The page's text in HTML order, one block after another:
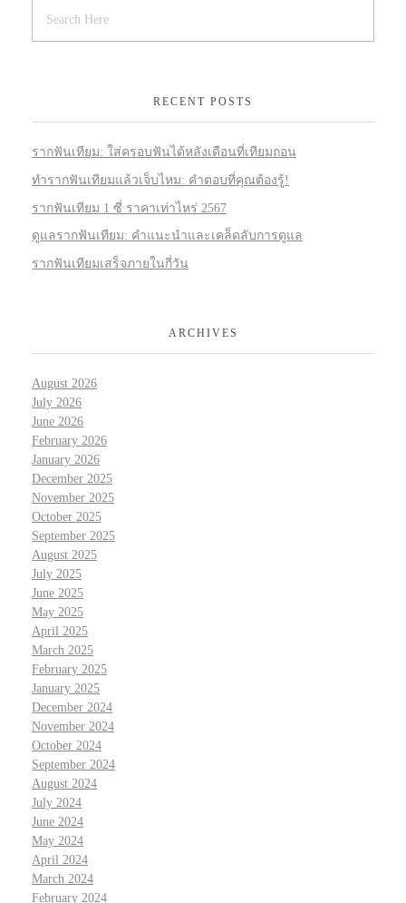
RECENT POSTS
รากฟันเทียม: ใส่ครอบฟันได้หลังเดือนที่เทียมถอน
ทำรากฟันเทียมแล้วเจ็บไหม: คำตอบที่คุณต้องรู้!
รากฟันเทียม 1 ซี่ ราคาเท่าไหร่ 2567
ดูแลรากฟันเทียม: คำแนะนำและเคล็ดลับการดูแล
รากฟันเทียมเสร็จภายในกี่วัน
ARCHIVES
August 2026
July 2026
June 2026
February 2026
January 2026
December 2025
November 2025
October 2025
September 2025
August 2025
July 2025
June 2025
May 2025
April 2025
March 2025
February 2025
January 2025
December 2024
November 2024
October 2024
September 2024
August 2024
July 2024
June 2024
May 2024
April 2024
March 2024
February 2024